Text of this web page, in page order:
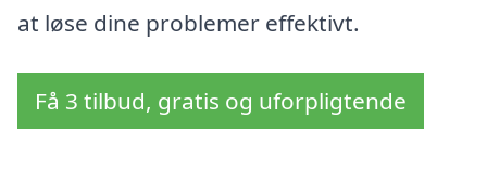
at løse dine problemer effektivt.
Få 3 tilbud, gratis og uforpligtende